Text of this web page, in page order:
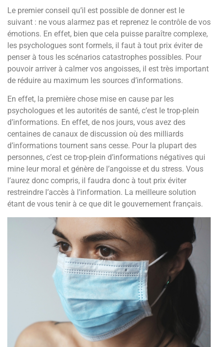
Le premier conseil qu’il est possible de donner est le
suivant : ne vous alarmez pas et reprenez le contrôle de vos
émotions. En effet, bien que cela puisse paraître complexe,
les psychologues sont formels, il faut à tout prix éviter de
penser à tous les scénarios catastrophes possibles. Pour
pouvoir arriver à calmer vos angoisses, il est très important
de réduire au maximum les sources d’informations.
En effet, la première chose mise en cause par les
psychologues et les autorités de santé, c’est le trop-plein
d’informations. En effet, de nos jours, vous avez des
centaines de canaux de discussion où des milliards
d’informations tournent sans cesse. Pour la plupart des
personnes, c’est ce trop-plein d’informations négatives qui
mine leur moral et génère de l’angoisse et du stress. Vous
l’aurez donc compris, il faudra donc à tout prix éviter
restreindre l’accès à l’information. La meilleure solution
étant de vous tenir à ce que dit le gouvernement français.